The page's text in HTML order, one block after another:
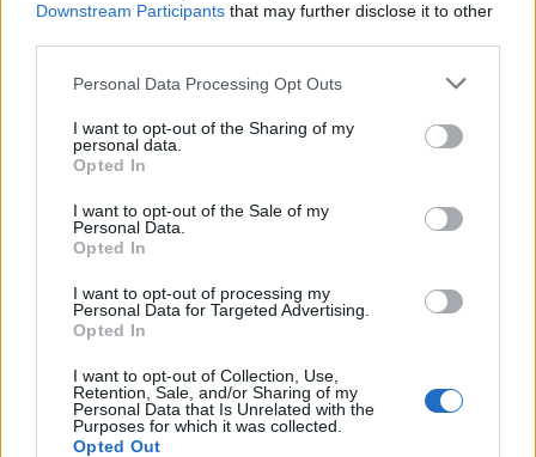
Downstream Participants that may further disclose it to other
Personal Data Processing Opt Outs
I want to opt-out of the Sharing of my
personal data.
Opted In
I want to opt-out of the Sale of my
Personal Data.
Opted In
I want to opt-out of processing my
Personal Data for Targeted Advertising.
Opted In
I want to opt-out of Collection, Use,
Retention, Sale, and/or Sharing of my
Personal Data that Is Unrelated with the
Purposes for which it was collected.
Opted Out
Kamarádka:buterfly
Kamarádka:Peggy63
Kamarádka:mala_tygrice
Říká o mně: